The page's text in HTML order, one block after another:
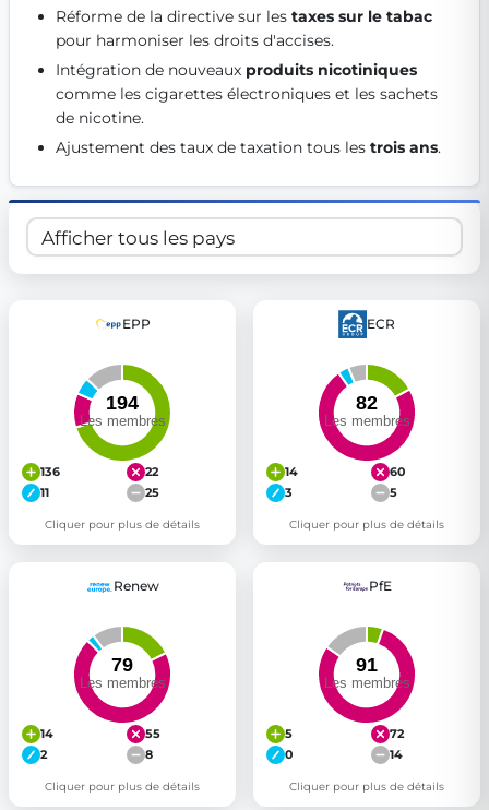
Get Involved
Become a member: Join us to advance digital democracy
Volunteer:
Contribute your skills in technology, design,
Support democracy:Help us strengthen accountability
Réforme de la directive sur les taxes sur le tabac
pour harmoniser les droits d'accises.
Intégration de nouveaux produits nicotiniques
comme les cigarettes électroniques et les sachets
de nicotine.
Ajustement des taux de taxation tous les trois ans.
EPP
136
22
11
25
Cliquer pour plus de détails
ECR
14
60
3
5
Cliquer pour plus de détails
Renew
14
55
2
8
Cliquer pour plus de détails
PfE
5
72
0
14
Cliquer pour plus de détails